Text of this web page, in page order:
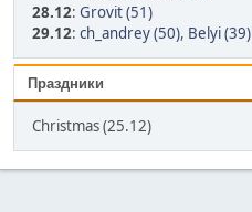
28.12: Grovit (51)
29.12: ch_andrey (50), Belyi (39)
Праздники
Christmas (25.12)